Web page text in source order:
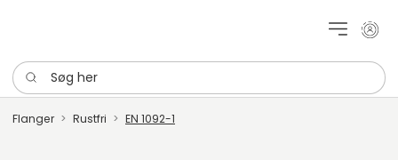
Mit
Søg her
Flanger Rustfri EN 1092-1